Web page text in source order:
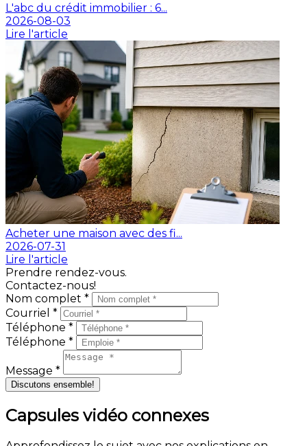
L'abc du crédit immobilier : 6...
2026-08-03
Lire l'article
Acheter une maison avec des fi...
2026-07-31
Lire l'article
Prendre rendez-vous.
Contactez-nous!
Nom complet *
Courriel *
Téléphone *
Téléphone *
Message *
Discutons ensemble!
Capsules vidéo connexes